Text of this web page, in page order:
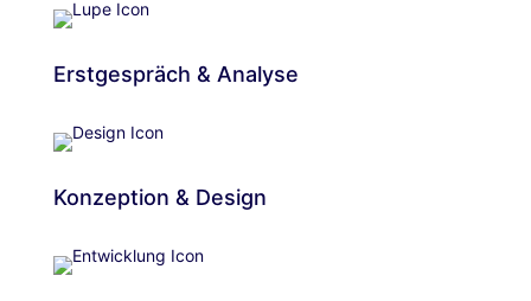
Erstgespräch & Analyse
Konzeption & Design